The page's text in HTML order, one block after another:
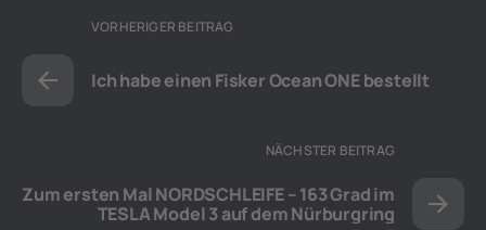
VORHERIGER BEITRAG
Ich habe einen Fisker Ocean ONE bestellt
NÄCHSTER BEITRAG
Zum ersten Mal NORDSCHLEIFE – 163 Grad im
TESLA Model 3 auf dem Nürburgring